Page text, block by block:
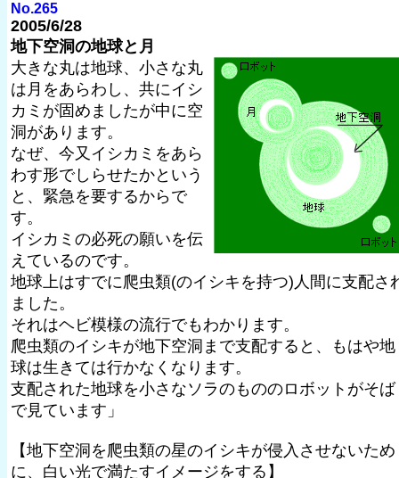
No.265
2005/6/28
地下空洞の地球と月
大きな丸は地球、小さな丸
は月をあらわし、共にイシ
カミが固めましたが中に空
洞があります。
なぜ、今又イシカミをあら
わす形でしらせたかという
と、緊急を要するからで
す。
イシカミの必死の願いを伝
えているのです。
地球上はすでに爬虫類(のイシキを持つ)人間に支配さ
ました。
それはヘビ模様の流行でもわかります。
爬虫類のイシキが地下空洞まで支配すると、もはや地
球は生きては行かなくなります。
支配された地球を小さなソラのもののロボットがそば
で見ています」
【地下空洞を爬虫類の星のイシキが侵入させないため
に、白い光で満たすイメージをする】